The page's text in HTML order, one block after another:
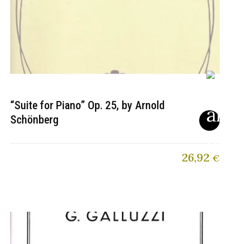
“Suite for Piano” Op. 25, by Arnold
Schönberg
26,92 €